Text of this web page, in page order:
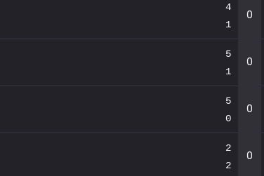
4
1
0
5
1
0
5
0
0
2
2
0